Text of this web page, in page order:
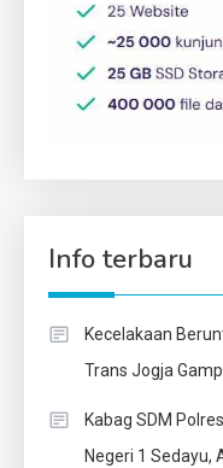
Info terbaru
Kecelakaan
Trans Jogja
Kabag SDM
Negeri 1 Sedayu,